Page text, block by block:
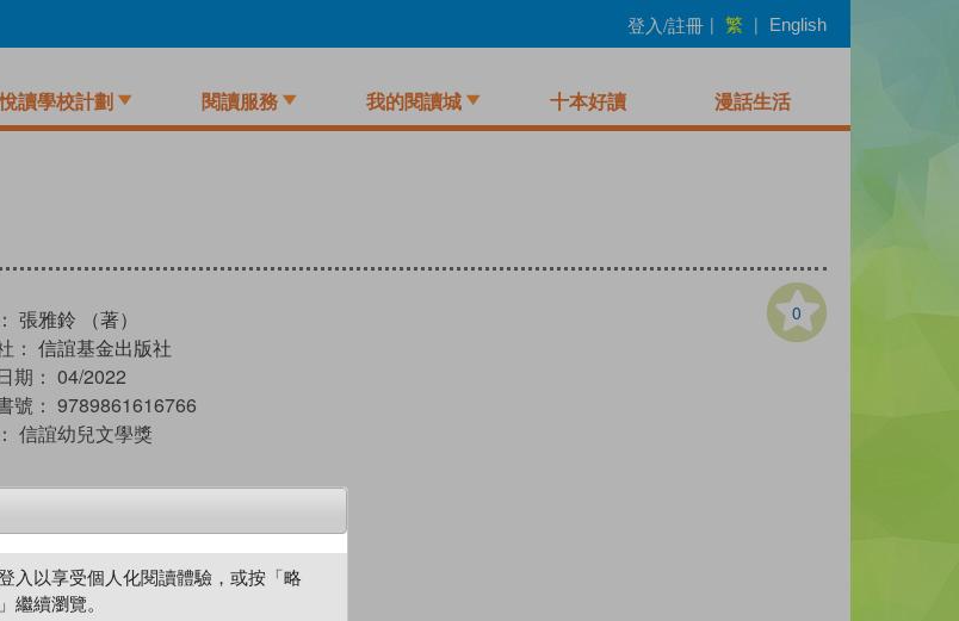
登入/註冊 | 繁 | English
讀學校計劃 閱讀服務 我的閱讀城 十本好讀 漫話生活
0
張雅鈴 （著）
： 信誼基金出版社
期： 04/2022
號： 9789861616766
信誼幼兒文學獎
試閲 加入閱讀紀錄
入以享受個人化閱讀體驗，或按「略
繼續瀏覽。